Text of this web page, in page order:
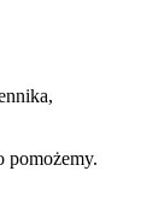
pomożemy.